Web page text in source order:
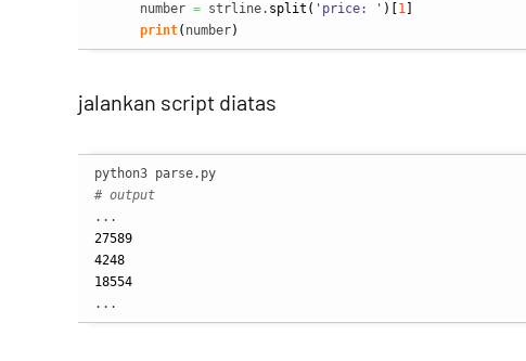
      number
= strline. split ( 'price: ' ) 1
print( number)
jalankan script diatas
# output
27589
4248
18554
...